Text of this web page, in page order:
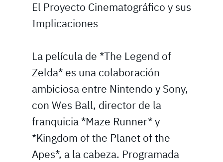
El Proyecto Cinematográfico y sus
Implicaciones
La película de *The Legend of
Zelda* es una colaboración
ambiciosa entre Nintendo y Sony,
con Wes Ball, director de la
franquicia *Maze Runner* y
*Kingdom of the Planet of the
Apes*, a la cabeza. Programada